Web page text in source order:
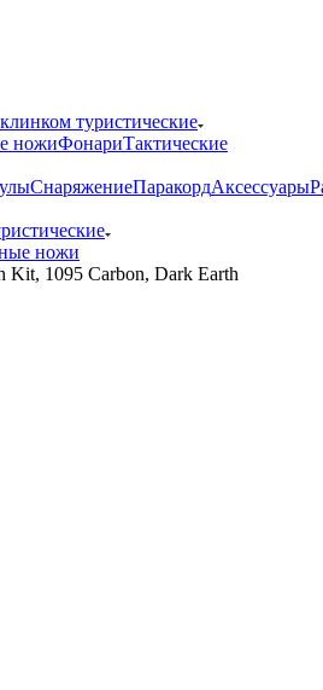
туристические
ножиФонариТактические
СнаряжениеПаракордАксессуары
ножи
1095 Carbon, Dark Earth